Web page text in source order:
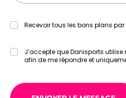
Recevoir tous les bons plans
J’accepte que Danisports
afin de me répondre et